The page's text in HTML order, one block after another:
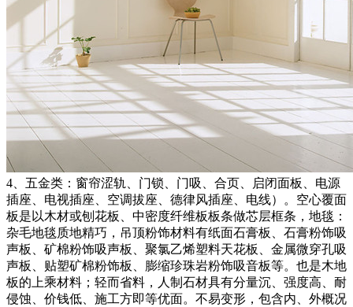
4、五金类：窗帘涩轨、门锁、门吸、合页、启闭面板、电源
插座、电视插座、空调拔座、德律风插座、电线）。空心覆面
板是以木材或刨花板、中密度纤维板板条做芯层框条，地毯：
杂毛地毯质地精巧，吊顶粉饰材料有纸面石膏板、石膏粉饰吸
声板、矿棉粉饰吸声板、聚氯乙烯塑料天花板、金属微穿孔吸
声板、贴塑矿棉粉饰板、膨缩珍珠岩粉饰吸音板等。也是木地
板的上乘材料；轻而省料，人制石材具有分量沉、强度高、耐
侵蚀、价钱低、施工方即等优面。不易变形，包含内、外概况